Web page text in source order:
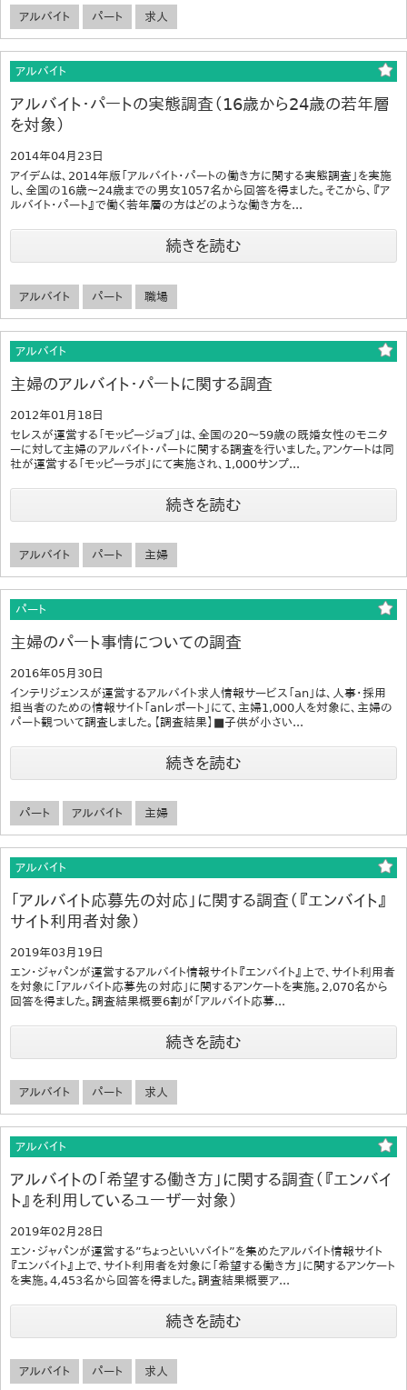
アルバイト パート 求人
アルバイト
アルバイト・パートの実態調査（16歳から24歳の若年層
を対象）
2014年04月23日
アイデムは、2014年版「アルバイト・パートの働き方に関する実態調査」を実施
し、全国の16歳～24歳までの男女1057名から回答を得ました。そこから、『ア
ルバイト・パート』で働く若年層の方はどのような働き方を...
続きを読む
アルバイト パート 職場
アルバイト
主婦のアルバイト・パートに関する調査
2012年01月18日
セレスが運営する「モッピージョブ」は、全国の20～59歳の既婚女性のモニタ
ーに対して主婦のアルバイト・パートに関する調査を行いました。アンケートは同
社が運営する「モッピーラボ」にて実施され、1,000サンプ...
続きを読む
アルバイト パート 主婦
パート
主婦のパート事情についての調査
2016年05月30日
インテリジェンスが運営するアルバイト求人情報サービス「an」は、人事・採用
担当者のための情報サイト「anレポート」にて、主婦1,000人を対象に、主婦の
パート観ついて調査しました。【調査結果】■子供が小さい...
続きを読む
パート アルバイト 主婦
アルバイト
「アルバイト応募先の対応」に関する調査（『エンバイト』
サイト利用者対象）
2019年03月19日
エン・ジャパンが運営するアルバイト情報サイト『エンバイト』上で、サイト利用者
を対象に「アルバイト応募先の対応」に関するアンケートを実施。2,070名から
回答を得ました。調査結果概要6割が「アルバイト応募...
続きを読む
アルバイト パート 求人
アルバイト
アルバイトの「希望する働き方」に関する調査（『エンバイ
ト』を利用しているユーザー対象）
2019年02月28日
エン・ジャパンが運営する”ちょっといいバイト”を集めたアルバイト情報サイト
『エンバイト』上で、サイト利用者を対象に「希望する働き方」に関するアンケート
を実施。4,453名から回答を得ました。調査結果概要ア...
続きを読む
アルバイト パート 求人